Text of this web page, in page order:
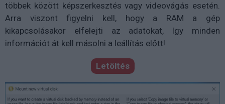
többek között képszerkesztés vagy videovágás esetén.
Arra viszont figyelni kell, hogy a RAM a gép
kikapcsolásakor elfelejti az adatokat, így minden
információt át kell másolni a leállítás előtt!
Letöltés